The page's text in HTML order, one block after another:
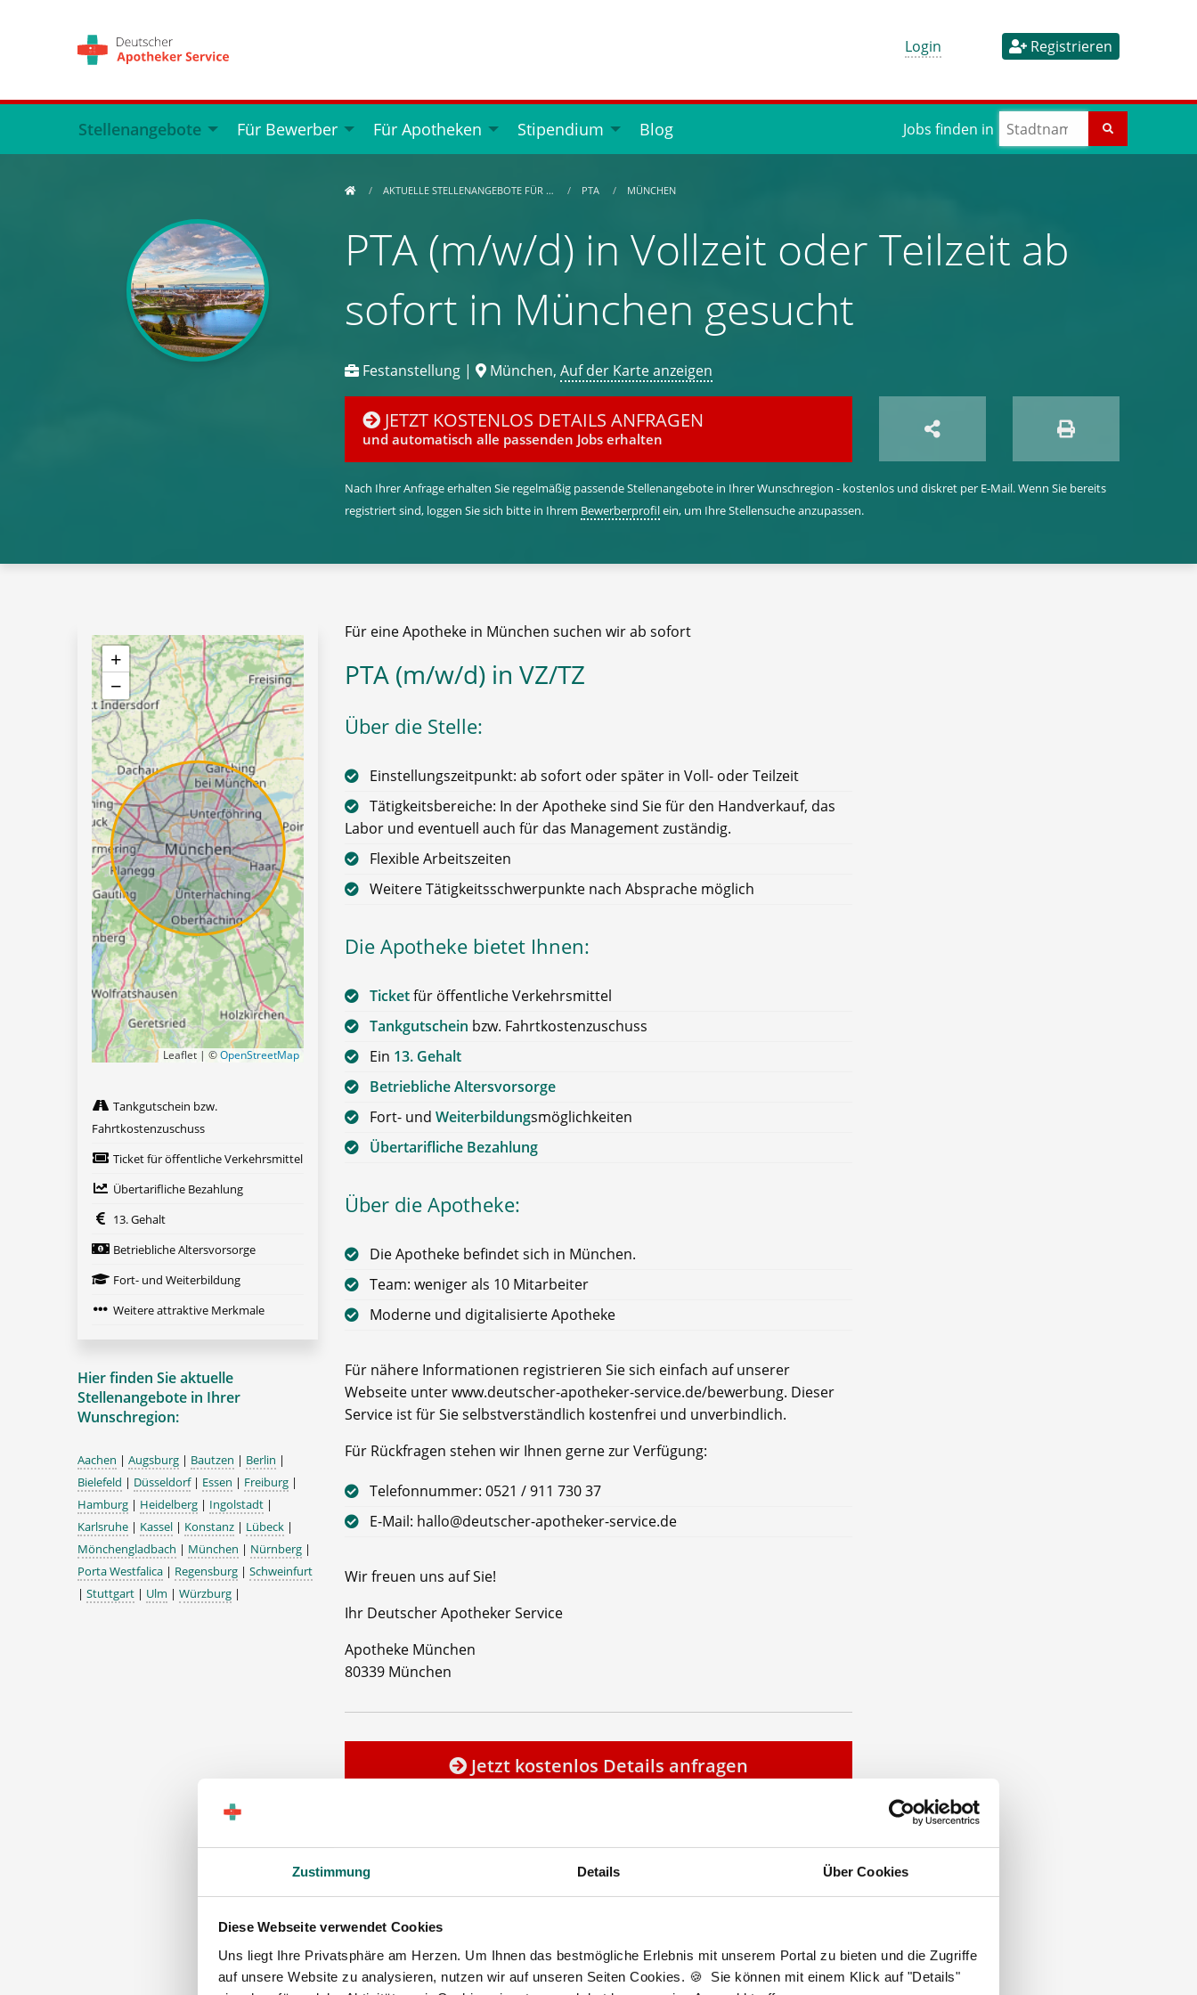
Zustimmung Details Über Cookies
Diese Webseite verwendet Cookies
Uns liegt Ihre Privatsphäre am Herzen. Um Ihnen das bestmögliche Erlebnis mit unserem Portal zu bieten und die Zugriffe
auf unsere Website zu analysieren, nutzen wir auf unseren Seiten Cookies. 🍪 Sie können mit einem Klick auf "Details"
Login Registrieren
Stellenangebote Für Bewerber Für Apotheken Stipendium Blog Jobs finden in
AKTUELLE STELLENANGEBOTE FÜR … PTA MÜNCHEN
PTA (m/w/d) in Vollzeit oder Teilzeit ab
sofort in München gesucht
Festanstellung | München, Auf der Karte anzeigen
JETZT KOSTENLOS DETAILS ANFRAGEN
und automatisch alle passenden Jobs erhalten
Nach Ihrer Anfrage erhalten Sie regelmäßig passende Stellenangebote in Ihrer Wunschregion - kostenlos und diskret per E-Mail. Wenn Sie bereits
registriert sind, loggen Sie sich bitte in Ihrem Bewerberprofilein, um Ihre Stellensuche anzupassen.
Für eine Apotheke in München suchen wir ab sofort
PTA (m/w/d) in VZ/TZ
Über die Stelle:
Einstellungszeitpunkt: ab sofort oder später in Voll- oder Teilzeit
Tätigkeitsbereiche: In der Apotheke sind Sie für den Handverkauf, das
Labor und eventuell auch für das Management zuständig.
Flexible Arbeitszeiten
Weitere Tätigkeitsschwerpunkte nach Absprache möglich
Die Apotheke bietet Ihnen:
Ticketfür öffentliche Verkehrsmittel
Tankgutschein bzw. Fahrtkostenzuschuss
Ein 13. Gehalt
Betriebliche Altersvorsorge
Fort- und Weiterbildungsmöglichkeiten
Übertarifliche Bezahlung
Über die Apotheke:
Die Apotheke befindet sich in München.
Team: weniger als 10 Mitarbeiter
Moderne und digitalisierte Apotheke
Für nähere Informationen registrieren Sie sich einfach auf unserer
Webseite unter www.deutscher-apotheker-service.de/bewerbung. Dieser
Service ist für Sie selbstverständlich kostenfrei und unverbindlich.
Für Rückfragen stehen wir Ihnen gerne zur Verfügung:
Telefonnummer: 0521 / 911 730 37
E-Mail: hallo@deutscher-apotheker-service.de
Wir freuen uns auf Sie!
Ihr Deutscher Apotheker Service
Apotheke München
80339 München
Jetzt kostenlos Details anfragen
PTA München
+
−
Leaflet | ©OpenStreetMap
Tankgutschein bzw.
Fahrtkostenzuschuss
Ticket für öffentliche Verkehrsmittel
Übertarifliche Bezahlung
13. Gehalt
Betriebliche Altersvorsorge
Fort- und Weiterbildung
Weitere attraktive Merkmale
Hier finden Sie aktuelle
Stellenangebote in Ihrer
Wunschregion:
Aachen | Augsburg | Bautzen | Berlin |
Bielefeld | Düsseldorf| Essen | Freiburg |
Hamburg | Heidelberg | Ingolstadt |
Karlsruhe | Kassel | Konstanz | Lübeck |
Mönchengladbach | München | Nürnberg |
Porta Westfalica | Regensburg | Schweinfurt
| Stuttgart | Ulm | Würzburg |